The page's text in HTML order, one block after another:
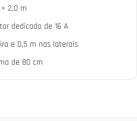
2,0 m
dedicado de 16 A
e 0,5 m nas laterais
de 80 cm